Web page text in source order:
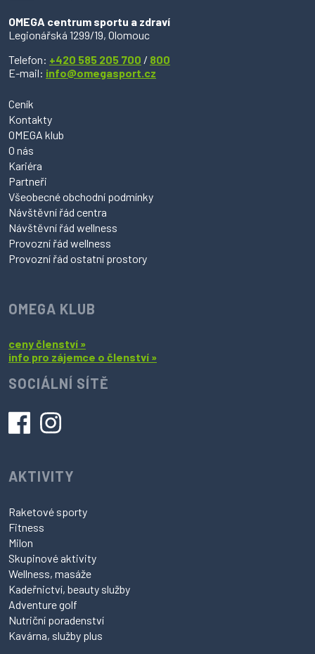
OMEGA centrum sportu a zdraví
Legionářská 1299/19, Olomouc
Telefon: +420 585 205 700 / 800
E-mail: info@omegasport.cz
Ceník
Kontakty
OMEGA klub
O nás
Kariéra
Partneři
Všeobecné obchodní podmínky
Návštěvní řád centra
Návštěvní řád wellness
Provozní řád wellness
Provozní řád ostatní prostory
OMEGA KLUB
ceny členství »
info pro zájemce o členství »
SOCIÁLNÍ SÍTĚ
AKTIVITY
Raketové sporty
Fitness
Milon
Skupinové aktivity
Wellness, masáže
Kadeřnictví, beauty služby
Adventure golf
Nutriční poradenství
Kavárna, služby plus